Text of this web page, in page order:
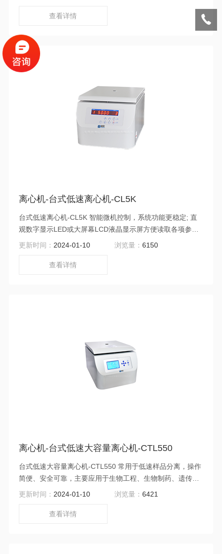
查看详情
离心机-台式低速离心机-CL5K
台式低速离心机-CL5K 智能微机控制，系统功能更稳定; 直
观数字显示LED或大屏幕LCD液晶显示屏方便读取各项参数
数据及警报信息，在运行中可任意更改参数，无需停机
更新时间： 2024-01-10 浏览量：6150
查看详情
离心机-台式低速大容量离心机-CTL550
台式低速大容量离心机-CTL550 常用于低速样品分离，操作
简便、安全可靠，主要应用于生物工程、生物制药、遗传工
程、生物化学、植物提取、血液制剂、食品加工、石油化
更新时间： 2024-01-10 浏览量：6421
查看详情